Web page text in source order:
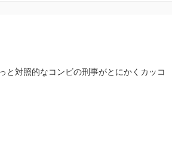
と対照的なコンビの刑事がとにかくカッコ